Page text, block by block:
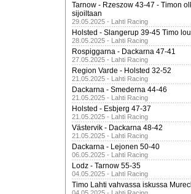
Tarnow - Rzeszow 43-47 - Timon
sijoiltaan
29.05.2025 - Lahti Racing
Holsted - Slangerup 39-45 Timo
28.05.2025 - Lahti Racing
Rospiggarna - Dackarna 47-41
27.05.2025 - Lahti Racing
Region Varde - Holsted 32-52
21.05.2025 - Lahti Racing
Dackarna - Smederna 44-46
21.05.2025 - Lahti Racing
Holsted - Esbjerg 47-37
21.05.2025 - Lahti Racing
Västervik - Dackarna 48-42
21.05.2025 - Lahti Racing
Dackarna - Lejonen 50-40
06.05.2025 - Lahti Racing
Lodz - Tarnow 55-35
04.05.2025 - Lahti Racing
Timo Lahti vahvassa iskussa